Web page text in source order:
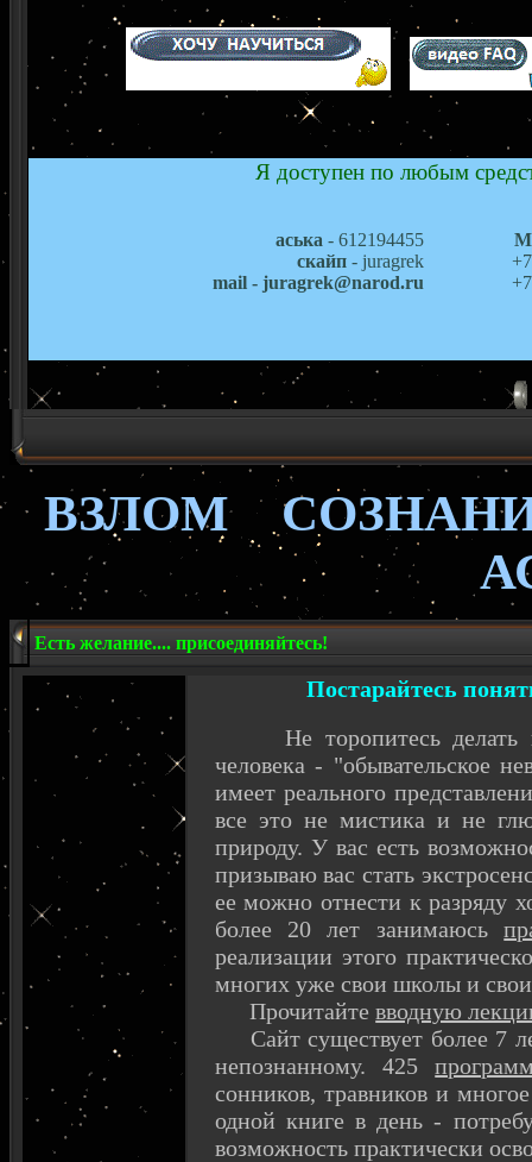
Я доступен по любым
аська - 612194455
скайп - juragrek
mail - juragrek@narod.ru
ВЗЛОМ
Есть желание.... присоединяйтесь!
Постарайтесь
Не торопитесь делать
человека - "обывательское
имеет реального
все это не мистика и не
природу. У вас есть
призываю вас стать
ее можно отнести к разряду
более 20 лет занимаюсь
реализации этого
многих уже свои школы и
Прочитайтевводную
Сайт существует более 7
непознанному. 425
сонников, травников и
одной книге в день -
возможность практически